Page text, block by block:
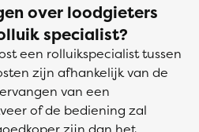
over loodgieters
specialist?
een rolluikspecialist tussen
zijn afhankelijk van de
van een
of de bediening zal